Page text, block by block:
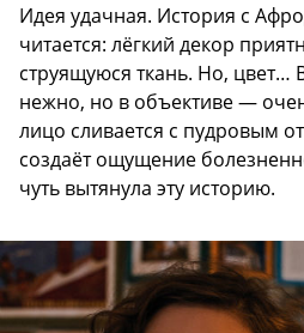
Идея удачная. История с
читается: лёгкий декор
струящуюся ткань. Но,
нежно, но в объективе —
лицо сливается с пудровым
создаёт ощущение
чуть вытянула эту историю.